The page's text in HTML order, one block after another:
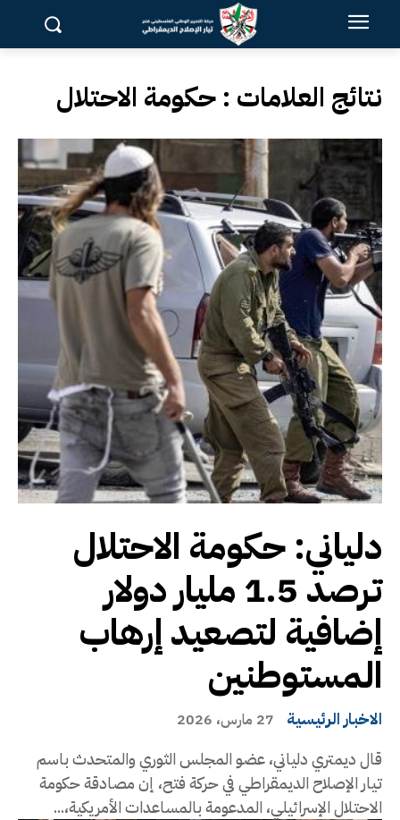
نتائج العلامات : حكومة الاحتلال
دلياني: حكومة الاحتلال
ترصد 1.5 مليار دولار
إضافية لتصعيد إرهاب
المستوطنين
الاخبار الرئيسية 27 مارس، 2026
قال ديمتري دلياني، عضو المجلس الثوري والمتحدث باسم
تيار الإصلاح الديمقراطي في حركة فتح، إن مصادقة حكومة
الاحتلال الإسرائيلي، المدعومة بالمساعدات الأمريكية،...